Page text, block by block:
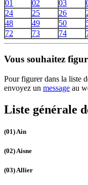
01
02 03
24
25 26
48
49 50
72
73 74
Vous souhaitez
Pour figurer dans la liste
envoyez un message au
Liste générale
(01) Ain
(02)Aisne
(03)Allier